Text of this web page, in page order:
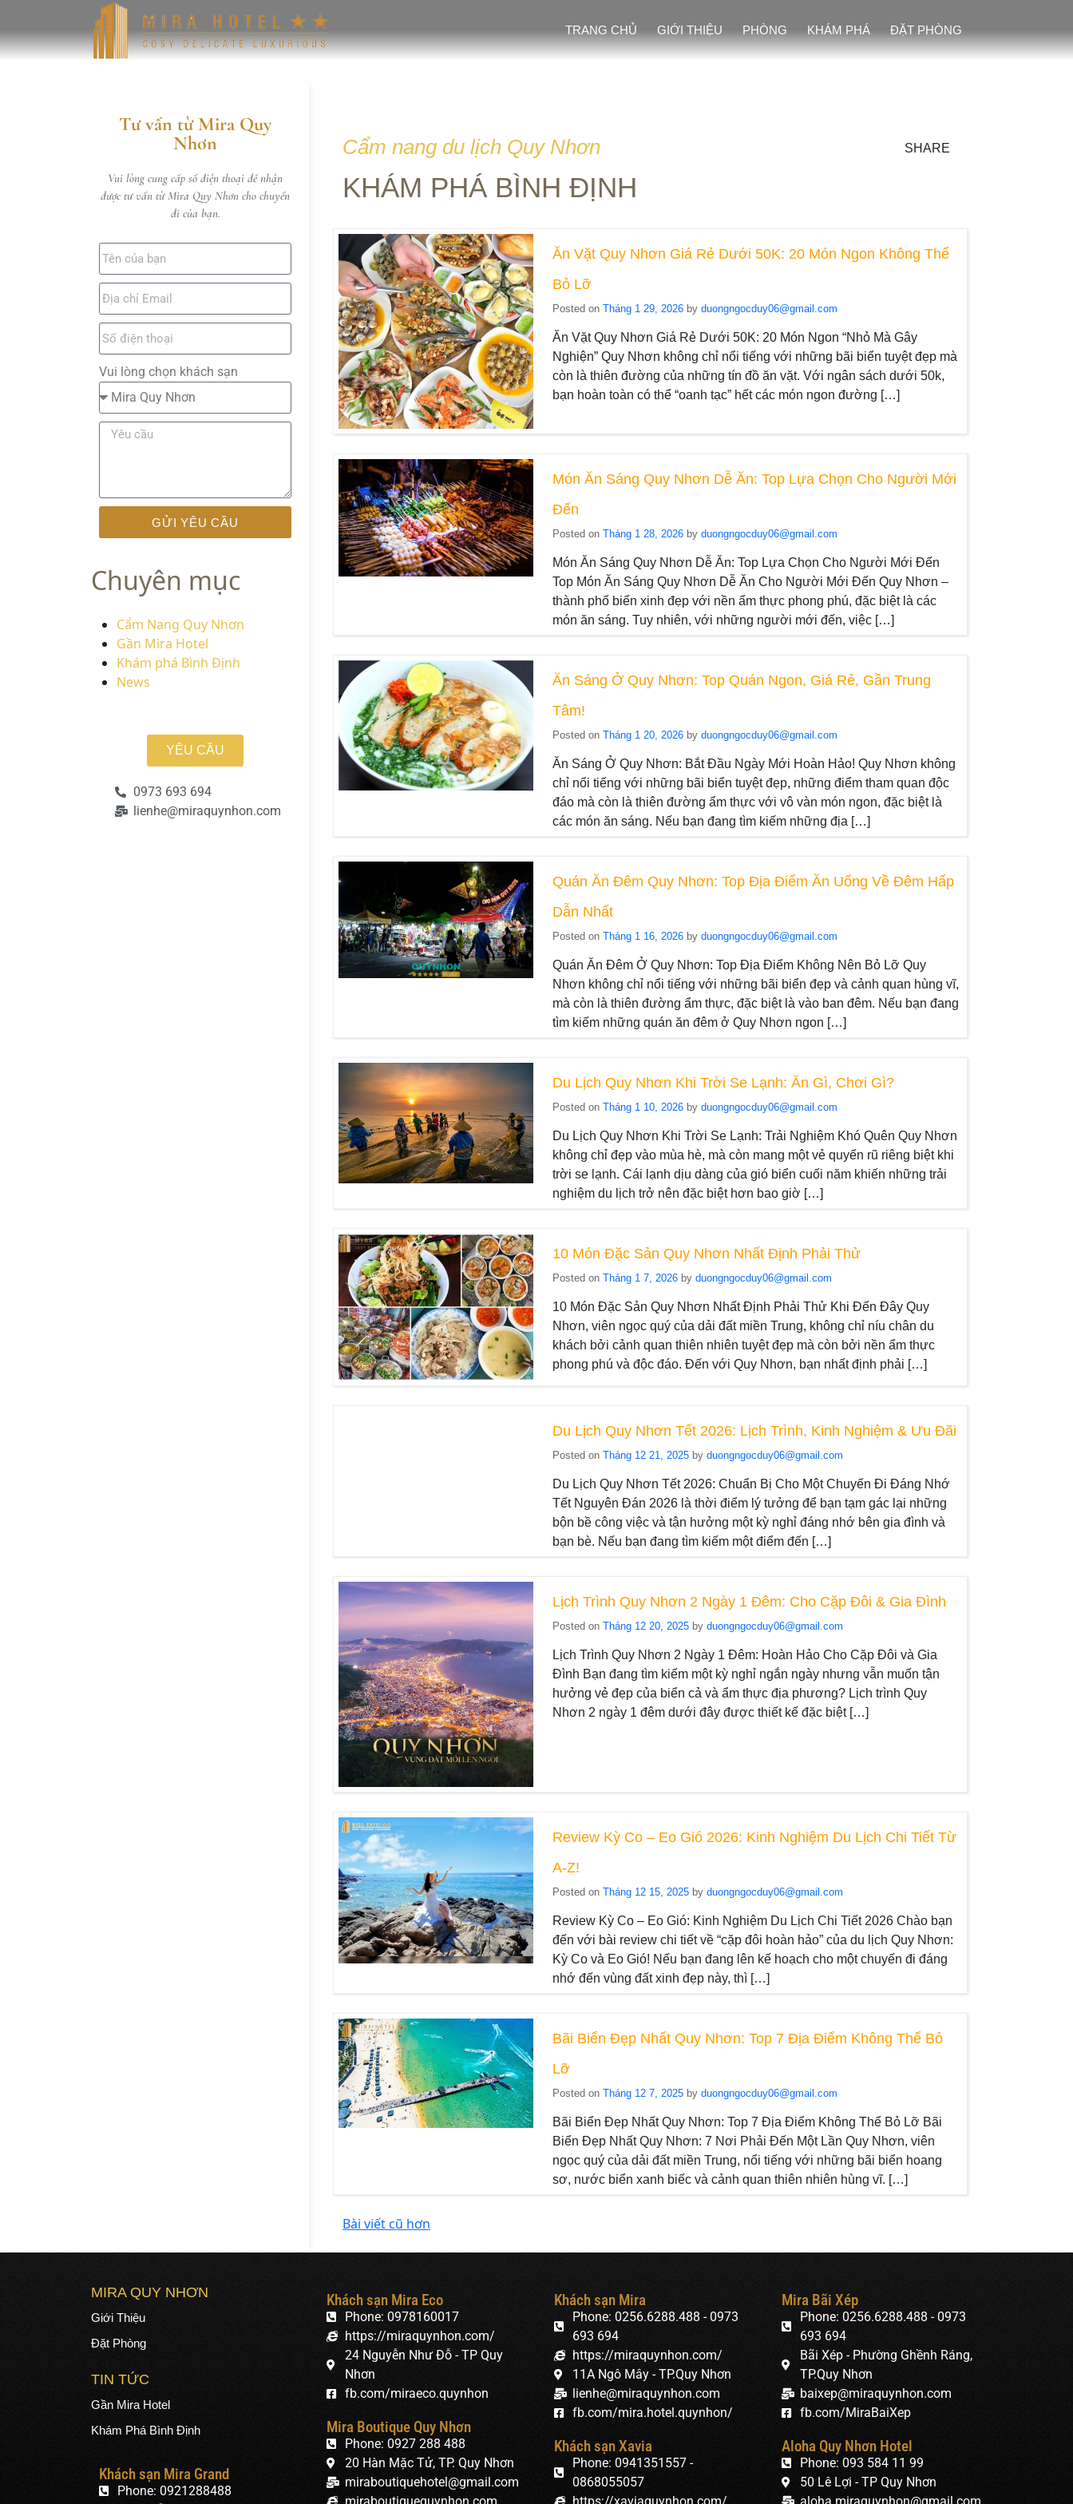
TRANG CHỦ GIỚI THIỆU PHÒNG KHÁM PHÁ ĐẶT PHÒNG
Tư vấn từ Mira Quy
Nhơn
Vui lòng cung cấp số điện thoại để nhận
được tư vấn từ Mira Quy Nhơn cho chuyến
đi của bạn.
Vui lòng chọn khách sạn
GỬI YÊU CẦU
Chuyên mục
Cẩm Nang Quy Nhơn
Gần Mira Hotel
Khám phá Bình Định
News
YÊU CẦU
0973 693 694
lienhe@miraquynhon.com
Cẩm nang du lịch Quy Nhơn SHARE
KHÁM PHÁ BÌNH ĐỊNH
Ăn Vặt Quy Nhơn Giá Rẻ Dưới 50K: 20 Món Ngon Không Thể
Bỏ Lỡ
Posted onTháng 1 29, 2026 byduongngocduy06@gmail.com
Ăn Vặt Quy Nhơn Giá Rẻ Dưới 50K: 20 Món Ngon “Nhỏ Mà Gây
Nghiện” Quy Nhơn không chỉ nổi tiếng với những bãi biển tuyệt đẹp mà
còn là thiên đường của những tín đồ ăn vặt. Với ngân sách dưới 50k,
bạn hoàn toàn có thể “oanh tạc” hết các món ngon đường […]
Món Ăn Sáng Quy Nhơn Dễ Ăn: Top Lựa Chọn Cho Người Mới
Đến
Posted onTháng 1 28, 2026 byduongngocduy06@gmail.com
Món Ăn Sáng Quy Nhơn Dễ Ăn: Top Lựa Chọn Cho Người Mới Đến
Top Món Ăn Sáng Quy Nhơn Dễ Ăn Cho Người Mới Đến Quy Nhơn –
thành phố biển xinh đẹp với nền ẩm thực phong phú, đặc biệt là các
món ăn sáng. Tuy nhiên, với những người mới đến, việc […]
Ăn Sáng Ở Quy Nhơn: Top Quán Ngon, Giá Rẻ, Gần Trung
Tâm!
Posted onTháng 1 20, 2026 byduongngocduy06@gmail.com
Ăn Sáng Ở Quy Nhơn: Bắt Đầu Ngày Mới Hoàn Hảo! Quy Nhơn không
chỉ nổi tiếng với những bãi biển tuyệt đẹp, những điểm tham quan độc
đáo mà còn là thiên đường ẩm thực với vô vàn món ngon, đặc biệt là
các món ăn sáng. Nếu bạn đang tìm kiếm những địa […]
Quán Ăn Đêm Quy Nhơn: Top Địa Điểm Ăn Uống Về Đêm Hấp
Dẫn Nhất
Posted onTháng 1 16, 2026 byduongngocduy06@gmail.com
Quán Ăn Đêm Ở Quy Nhơn: Top Địa Điểm Không Nên Bỏ Lỡ Quy
Nhơn không chỉ nổi tiếng với những bãi biển đẹp và cảnh quan hùng vĩ,
mà còn là thiên đường ẩm thực, đặc biệt là vào ban đêm. Nếu bạn đang
tìm kiếm những quán ăn đêm ở Quy Nhơn ngon […]
Du Lịch Quy Nhơn Khi Trời Se Lạnh: Ăn Gì, Chơi Gì?
Posted onTháng 1 10, 2026 byduongngocduy06@gmail.com
Du Lịch Quy Nhơn Khi Trời Se Lạnh: Trải Nghiệm Khó Quên Quy Nhơn
không chỉ đẹp vào mùa hè, mà còn mang một vẻ quyến rũ riêng biệt khi
trời se lạnh. Cái lạnh dịu dàng của gió biển cuối năm khiến những trải
nghiệm du lịch trở nên đặc biệt hơn bao giờ […]
10 Món Đặc Sản Quy Nhơn Nhất Định Phải Thử
Posted onTháng 1 7, 2026 byduongngocduy06@gmail.com
10 Món Đặc Sản Quy Nhơn Nhất Định Phải Thử Khi Đến Đây Quy
Nhơn, viên ngọc quý của dải đất miền Trung, không chỉ níu chân du
khách bởi cảnh quan thiên nhiên tuyệt đẹp mà còn bởi nền ẩm thực
phong phú và độc đáo. Đến với Quy Nhơn, bạn nhất định phải […]
Du Lịch Quy Nhơn Tết 2026: Lịch Trình, Kinh Nghiệm & Ưu Đãi
Posted onTháng 12 21, 2025 byduongngocduy06@gmail.com
Du Lịch Quy Nhơn Tết 2026: Chuẩn Bị Cho Một Chuyến Đi Đáng Nhớ
Tết Nguyên Đán 2026 là thời điểm lý tưởng để bạn tạm gác lại những
bộn bề công việc và tận hưởng một kỳ nghỉ đáng nhớ bên gia đình và
bạn bè. Nếu bạn đang tìm kiếm một điểm đến […]
Lịch Trình Quy Nhơn 2 Ngày 1 Đêm: Cho Cặp Đôi & Gia Đình
Posted onTháng 12 20, 2025 byduongngocduy06@gmail.com
Lịch Trình Quy Nhơn 2 Ngày 1 Đêm: Hoàn Hảo Cho Cặp Đôi và Gia
Đình Bạn đang tìm kiếm một kỳ nghỉ ngắn ngày nhưng vẫn muốn tận
hưởng vẻ đẹp của biển cả và ẩm thực địa phương? Lịch trình Quy
Nhơn 2 ngày 1 đêm dưới đây được thiết kế đặc biệt […]
Review Kỳ Co – Eo Gió 2026: Kinh Nghiệm Du Lịch Chi Tiết Từ
A-Z!
Posted onTháng 12 15, 2025 byduongngocduy06@gmail.com
Review Kỳ Co – Eo Gió: Kinh Nghiệm Du Lịch Chi Tiết 2026 Chào bạn
đến với bài review chi tiết về “cặp đôi hoàn hảo” của du lịch Quy Nhơn:
Kỳ Co và Eo Gió! Nếu bạn đang lên kế hoạch cho một chuyến đi đáng
nhớ đến vùng đất xinh đẹp này, thì […]
Bãi Biển Đẹp Nhất Quy Nhơn: Top 7 Địa Điểm Không Thể Bỏ
Lỡ
Posted onTháng 12 7, 2025 byduongngocduy06@gmail.com
Bãi Biển Đẹp Nhất Quy Nhơn: Top 7 Địa Điểm Không Thể Bỏ Lỡ Bãi
Biển Đẹp Nhất Quy Nhơn: 7 Nơi Phải Đến Một Lần Quy Nhơn, viên
ngọc quý của dải đất miền Trung, nổi tiếng với những bãi biển hoang
sơ, nước biển xanh biếc và cảnh quan thiên nhiên hùng vĩ. […]
Bài viết cũ hơn
MIRA QUY NHƠN
Giới Thiệu
Đặt Phòng
TIN TỨC
Gần Mira Hotel
Khám Phá Bình Định
Khách sạn Mira Grand
Phone: 0921288488
Khách sạn Mira Eco
Phone: 0978160017
https://miraquynhon.com/
24 Nguyễn Như Đỗ - TP Quy
Nhơn
fb.com/miraeco.quynhon
Mira Boutique Quy Nhơn
Phone: 0927 288 488
20 Hàn Mặc Tử, TP. Quy Nhơn
miraboutiquehotel@gmail.com
Khách sạn Mira
Phone: 0256.6288.488 - 0973
693 694
https://miraquynhon.com/
11A Ngô Mây - TP.Quy Nhơn
lienhe@miraquynhon.com
fb.com/mira.hotel.quynhon/
Khách sạn Xavia
Phone: 0941351557 -
0868055057
Mira Bãi Xép
Phone: 0256.6288.488 - 0973
693 694
Bãi Xép - Phường Ghềnh Ráng,
TP.Quy Nhơn
baixep@miraquynhon.com
fb.com/MiraBaiXep
Aloha Quy Nhơn Hotel
Phone: 093 584 11 99
50 Lê Lợi - TP Quy Nhơn